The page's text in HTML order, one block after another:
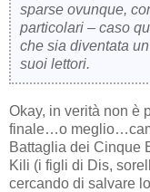
sparse ovunque,
particolari – caso
che sia diventata
suoi lettori.
Okay, in verità non è
finale…o
Battaglia dei Cinque
Kili (i figli di Dis,
cercando di salvare